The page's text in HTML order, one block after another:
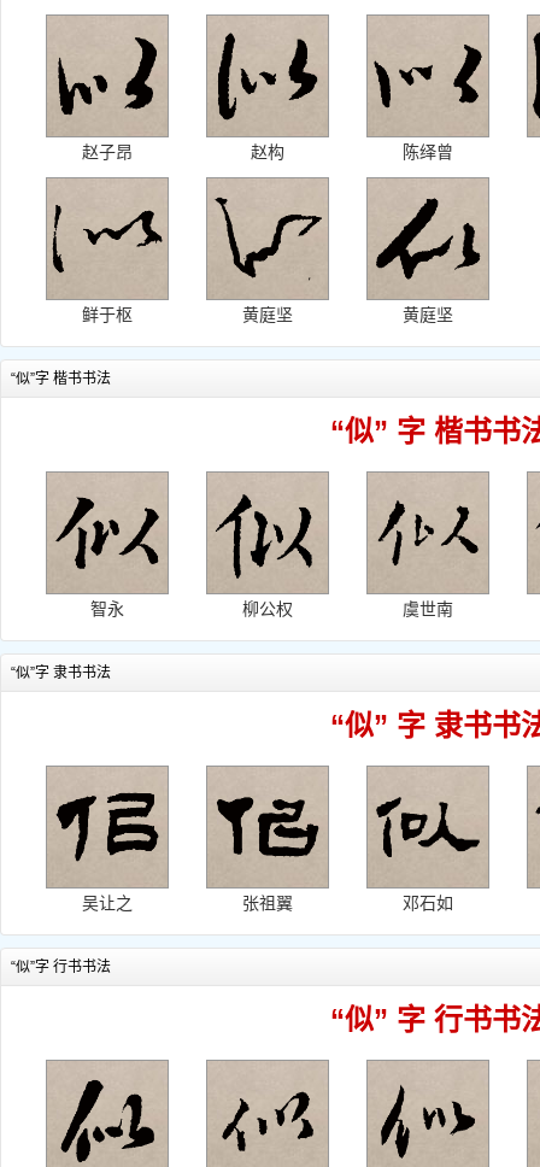
赵子昂 赵构 陈绎曾
鲜于枢 黄庭坚 黄庭坚
“似”字 楷书书法
“似” 字 楷书书
智永 柳公权 虞世南
“似”字 隶书书法
“似” 字 隶书书
吴让之 张祖翼 邓石如
“似”字 行书书法
“似” 字 行书书